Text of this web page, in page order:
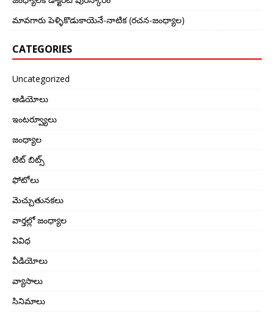
మావగారు పెళ్ళికొడుకాయెనే-నాటిక (రచన-జంధ్యాల)
CATEGORIES
Uncategorized
ఆడియోలు
ఇంటర్వ్యూలు
జంధ్యాల
టిట్ బిట్స్
ఫోటోలు
మెచ్చుతునకలు
వార్తల్లో జంధ్యాల
వివిధ
వీడియోలు
వ్యాసాలు
సినిమాలు